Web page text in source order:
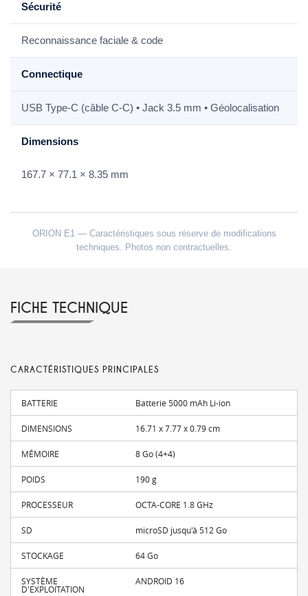
Sécurité
Reconnaissance faciale & code
Connectique
USB Type-C (câble C-C) • Jack 3.5 mm • Géolocalisation
Dimensions
167.7 × 77.1 × 8.35 mm
ORION E1 — Caractéristiques sous réserve de modifications
techniques. Photos non contractuelles.
FICHE TECHNIQUE
CARACTÉRISTIQUES PRINCIPALES
BATTERIE Batterie 5000 mAh Li-ion
DIMENSIONS 16.71 x 7.77 x 0.79 cm
MÉMOIRE 8 Go (4+4)
POIDS 190 g
PROCESSEUR OCTA-CORE 1.8 GHz
SD microSD jusqu'à 512 Go
STOCKAGE 64 Go
SYSTÈME
D'EXPLOITATION
ANDROID 16